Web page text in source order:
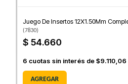
Juego De Insertos 12X1.50Mm
(7830)
$ 54.660
6 cuotas sin interés de $9.110,06
AGREGAR